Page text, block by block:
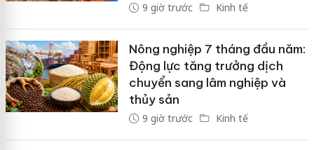
9 giờ trước Kinh tế
Nông nghiệp 7 tháng đầu năm:
Động lực tăng trưởng dịch
chuyển sang lâm nghiệp và
thủy sản
9 giờ trước Kinh tế